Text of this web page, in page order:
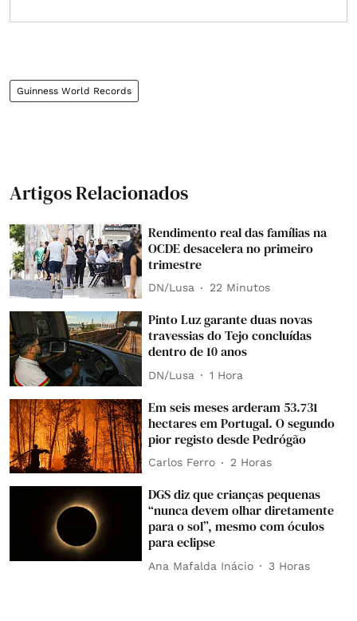
Guinness World Records
Artigos Relacionados
Rendimento real das famílias na
OCDE desacelera no primeiro
trimestre
DN/Lusa 22 Minutos
Pinto Luz garante duas novas
travessias do Tejo concluídas
dentro de 10 anos
DN/Lusa 1 Hora
Em seis meses arderam 53.731
hectares em Portugal. O segundo
pior registo desde Pedrógão
Carlos Ferro 2 Horas
DGS diz que crianças pequenas
“nunca devem olhar diretamente
para o sol”, mesmo com óculos
para eclipse
Ana Mafalda Inácio 3 Horas